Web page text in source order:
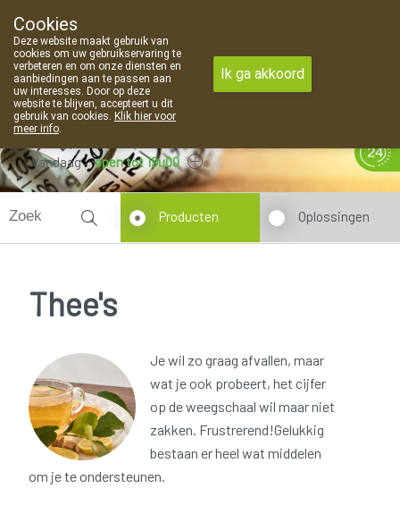
09 373 94 03
Vandaag open tot 19u00
Producten Oplossingen
Thee's
Je wil zo graag afvallen, maar
wat je ook probeert, het cijfer
op de weegschaal wil maar niet
zakken. Frustrerend!Gelukkig
bestaan er heel wat middelen
om je te ondersteunen.
Cookies
Deze website maakt gebruik van
cookies om uw gebruikservaring te
verbeteren en om onze diensten en
aanbiedingen aan te passen aan
uw interesses. Door op deze
website te blijven, accepteert u dit
gebruik van cookies. Klik hier voor
meer info.
Ik ga akkoord